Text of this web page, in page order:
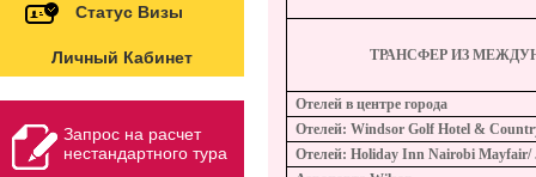
Статус Визы
Личный Кабинет
Запрос на расчет
нестандартного тура
ТРАНСФЕР ИЗ
Отелей в центре города
Отелей: Windsor Golf Hotel &
Отелей: Holiday Inn Nairobi Mayfair/